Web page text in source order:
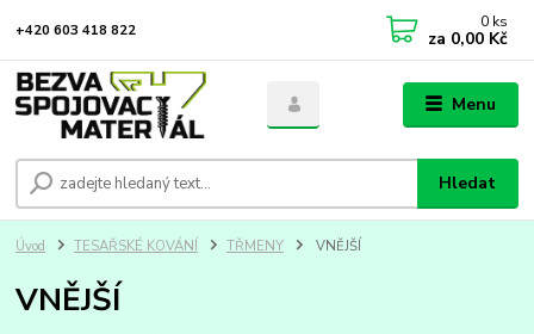
Menu
Hledat
+420 603 418 822 0 ks
za 0,00 Kč
Úvod TESAŘSKÉ KOVÁNÍ TŘMENY VNĚJŠÍ
VNĚJŠÍ